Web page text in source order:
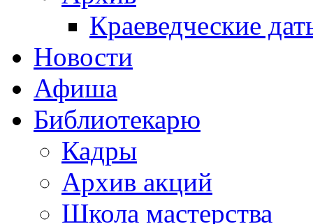
Краеведческие
Новости
Афиша
Библиотекарю
Кадры
Архив акций
Школа мастерства